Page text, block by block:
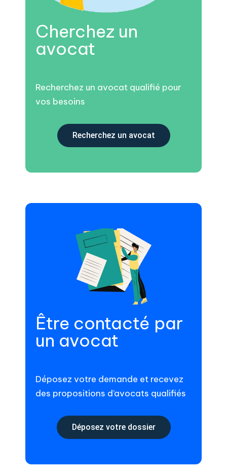
Cherchez un
avocat
Recherchez un avocat qualifié pour
vos besoins
Recherchez un avocat
Être contacté par
un avocat
Déposez votre demande et recevez
des propositions d’avocats qualifiés
Déposez votre dossier